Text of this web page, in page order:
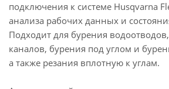
подключения к системе Husqvarna
анализа рабочих данных и
Подходит для бурения
каналов, бурения под углом и
а также резания вплотную к углам.